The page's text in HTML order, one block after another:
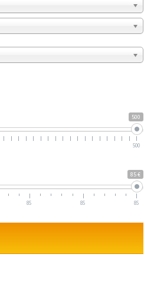
500
500
85 €
85 85 85